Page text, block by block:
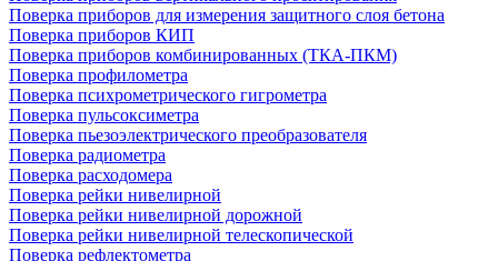
Поверка приборов для измерения защитного слоя бетона
Поверка приборов КИП
Поверка приборов комбинированных (ТКА-ПКМ)
Поверка профилометра
Поверка психрометрического гигрометра
Поверка пульсоксиметра
Поверка пьезоэлектрического преобразователя
Поверка радиометра
Поверка расходомера
Поверка рейки нивелирной
Поверка рейки нивелирной дорожной
Поверка рейки нивелирной телескопической
Поверка рефлектометра